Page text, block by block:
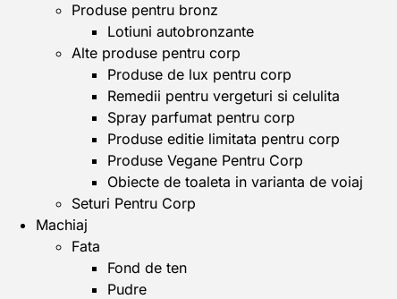
Produse pentru bronz
Lotiuni autobronzante
Alte produse pentru corp
Produse de lux pentru corp
Remedii pentru vergeturi si celulita
Spray parfumat pentru corp
Produse editie limitata pentru corp
Produse Vegane Pentru Corp
Obiecte de toaleta in varianta de voiaj
Seturi Pentru Corp
Machiaj
Fata
Fond de ten
Pudre